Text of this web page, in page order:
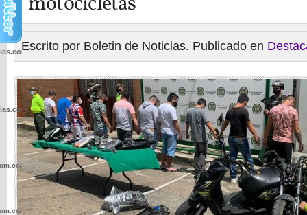
Escrito por Boletin de Noticias. Publicado en
wp-
wp-
wp-
wp-